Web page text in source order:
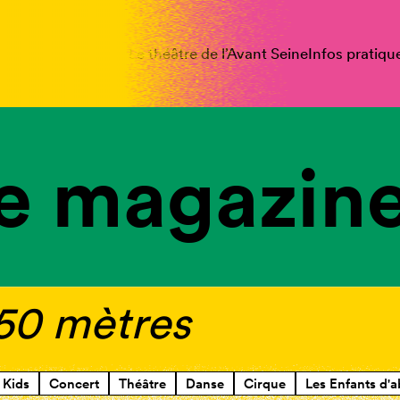
Le théâtre de l’Avant SeineInfos
mètres
Kids Concert Théâtre Danse Cirque Les Enfants